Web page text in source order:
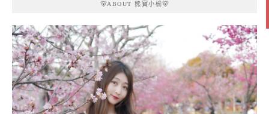
🐻ABOUT 熊寶小榆🐻